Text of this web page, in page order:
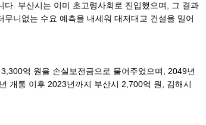
. 부산시는 이미 초고령사회로 진입했으며, 그 결과
니없는 수요 예측을 내세워 대저대교 건설을 밀어
억 원을 손실보전금으로 물어주었으며, 2049년
개통 이후 2023년까지 부산시 2,700억 원, 김해시